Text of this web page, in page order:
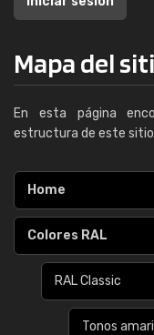
Mapa del
En esta página
estructura de este sitio
Home
Colores RAL
RAL Classic
Tonos